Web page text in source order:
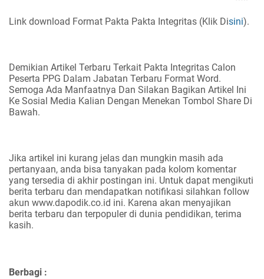
Link download Format Pakta Pakta Integritas (Klik Disini).
Demikian Artikel Terbaru Terkait Pakta Integritas Calon
Peserta PPG Dalam Jabatan Terbaru Format Word.
Semoga Ada Manfaatnya Dan Silakan Bagikan Artikel Ini
Ke Sosial Media Kalian Dengan Menekan Tombol Share Di
Bawah.
Jika artikel ini kurang jelas dan mungkin masih ada
pertanyaan, anda bisa tanyakan pada kolom komentar
yang tersedia di akhir postingan ini. Untuk dapat mengikuti
berita terbaru dan mendapatkan notifikasi silahkan follow
akun www.dapodik.co.id ini. Karena akan menyajikan
berita terbaru dan terpopuler di dunia pendidikan, terima
kasih.
Berbagi :